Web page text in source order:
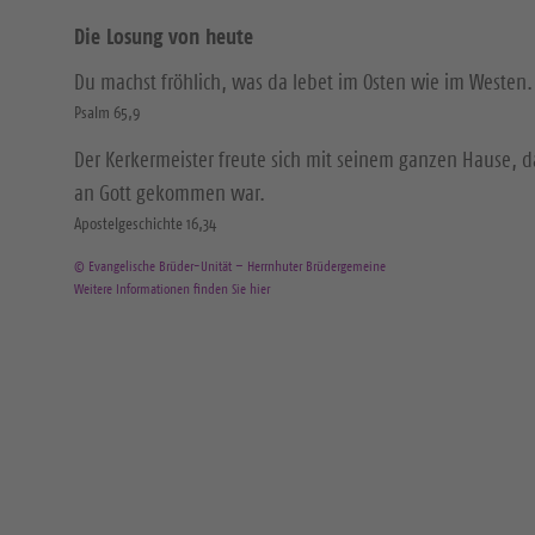
Die Losung von heute
Du machst fröhlich, was da lebet im Osten wie im Westen.
Psalm 65,9
Der Kerkermeister freute sich mit seinem ganzen Hause,
an Gott gekommen war.
Apostelgeschichte 16,34
© Evangelische Brüder-Unität – Herrnhuter Brüdergemeine
Weitere Informationen finden Sie hier